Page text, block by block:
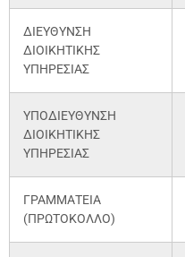
ΔΙΕΥΘΥΝΣΗ
ΔΙΟΙΚΗΤΙΚΗΣ
ΥΠΗΡΕΣΙΑΣ
ΥΠΟΔΙΕΥΘΥΝΣΗ
ΔΙΟΙΚΗΤΙΚΗΣ
ΥΠΗΡΕΣΙΑΣ
ΓΡΑΜΜΑΤΕΙΑ
(ΠΡΩΤΟΚΟΛΛΟ)